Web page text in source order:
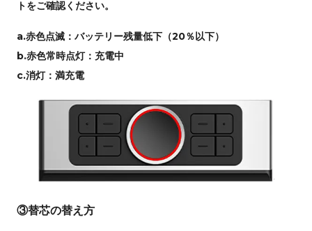
トをご確認ください。
a.赤色点滅：バッテリー残量低下（20％以下）
b.赤色常時点灯：充電中
c.消灯：満充電
③替芯の替え方